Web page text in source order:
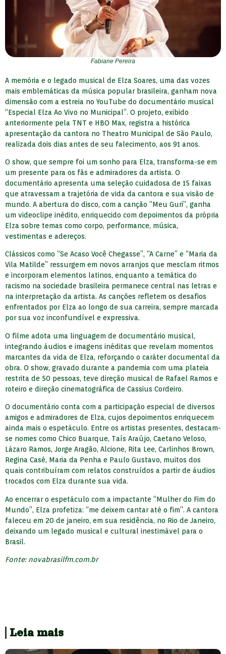
Fabiane Pereira
A memória e o legado musical de Elza Soares, uma das vozes
mais emblemáticas da música popular brasileira, ganham nova
dimensão com a estreia no YouTube do documentário musical
“Especial Elza Ao Vivo no Municipal”. O projeto, exibido
anteriormente pela TNT e HBO Max, registra a histórica
apresentação da cantora no Theatro Municipal de São Paulo,
realizada dois dias antes de seu falecimento, aos 91 anos.
O show, que sempre foi um sonho para Elza, transforma-se em
um presente para os fãs e admiradores da artista. O
documentário apresenta uma seleção cuidadosa de 15 faixas
que atravessam a trajetória de vida da cantora e sua visão de
mundo. A abertura do disco, com a canção “Meu Guri”, ganha
um videoclipe inédito, enriquecido com depoimentos da própria
Elza sobre temas como corpo, performance, música,
vestimentas e adereços.
Clássicos como “Se Acaso Você Chegasse”, “A Carne” e “Maria da
Vila Matilde” ressurgem em novos arranjos que mesclam ritmos
e incorporam elementos latinos, enquanto a temática do
racismo na sociedade brasileira permanece central nas letras e
na interpretação da artista. As canções refletem os desafios
enfrentados por Elza ao longo de sua carreira, sempre marcada
por sua voz inconfundível e expressiva.
O filme adota uma linguagem de documentário musical,
integrando áudios e imagens inéditas que revelam momentos
marcantes da vida de Elza, reforçando o caráter documental da
obra. O show, gravado durante a pandemia com uma plateia
restrita de 50 pessoas, teve direção musical de Rafael Ramos e
roteiro e direção cinematográfica de Cassius Cordeiro.
O documentário conta com a participação especial de diversos
amigos e admiradores de Elza, cujos depoimentos enriquecem
ainda mais o espetáculo. Entre os artistas presentes, destacam-
se nomes como Chico Buarque, Taís Araújo, Caetano Veloso,
Lázaro Ramos, Jorge Aragão, Alcione, Rita Lee, Carlinhos Brown,
Regina Casé, Maria da Penha e Paulo Gustavo, muitos dos
quais contribuíram com relatos construídos a partir de áudios
trocados com Elza durante sua vida.
Ao encerrar o espetáculo com a impactante “Mulher do Fim do
Mundo”, Elza profetiza: “me deixem cantar até o fim”. A cantora
faleceu em 20 de janeiro, em sua residência, no Rio de Janeiro,
deixando um legado musical e cultural inestimável para o
Brasil.
Fonte: novabrasilfm.com.br
Leia mais